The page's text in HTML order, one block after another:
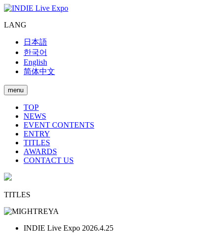
LANG
日本語
한국어
English
简体中文
menu
TOP
NEWS
EVENT CONTENTS
ENTRY
TITLES
AWARDS
CONTACT US
TITLES
INDIE Live Expo 2026.4.25